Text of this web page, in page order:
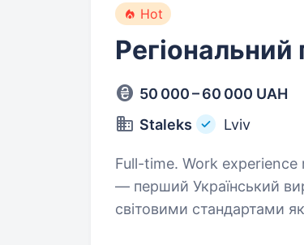
Hot
50 000 – 60 000 UAH
Staleks
Lviv
Full-time. Work experience
— перший Український
світовими стандартами